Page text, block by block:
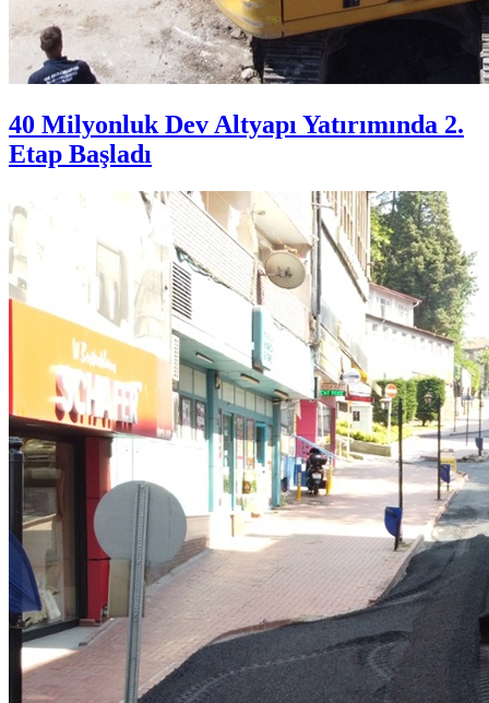
40 Milyonluk Dev Altyapı Yatırımında 2.
Etap Başladı